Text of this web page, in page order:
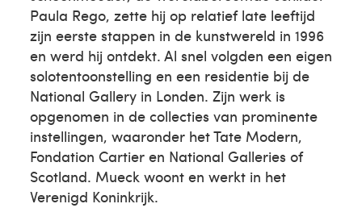
Paula Rego, zette hij op relatief late leeftijd
zijn eerste stappen in de kunstwereld in 1996
en werd hij ontdekt. Al snel volgden een eigen
solotentoonstelling en een residentie bij de
National Gallery in Londen. Zijn werk is
opgenomen in de collecties van prominente
instellingen, waaronder het Tate Modern,
Fondation Cartier en National Galleries of
Scotland. Mueck woont en werkt in het
Verenigd Koninkrijk.